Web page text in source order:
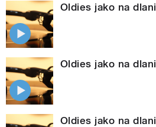
Oldies jako na dlani
Oldies jako na dlani
Oldies jako na dlani